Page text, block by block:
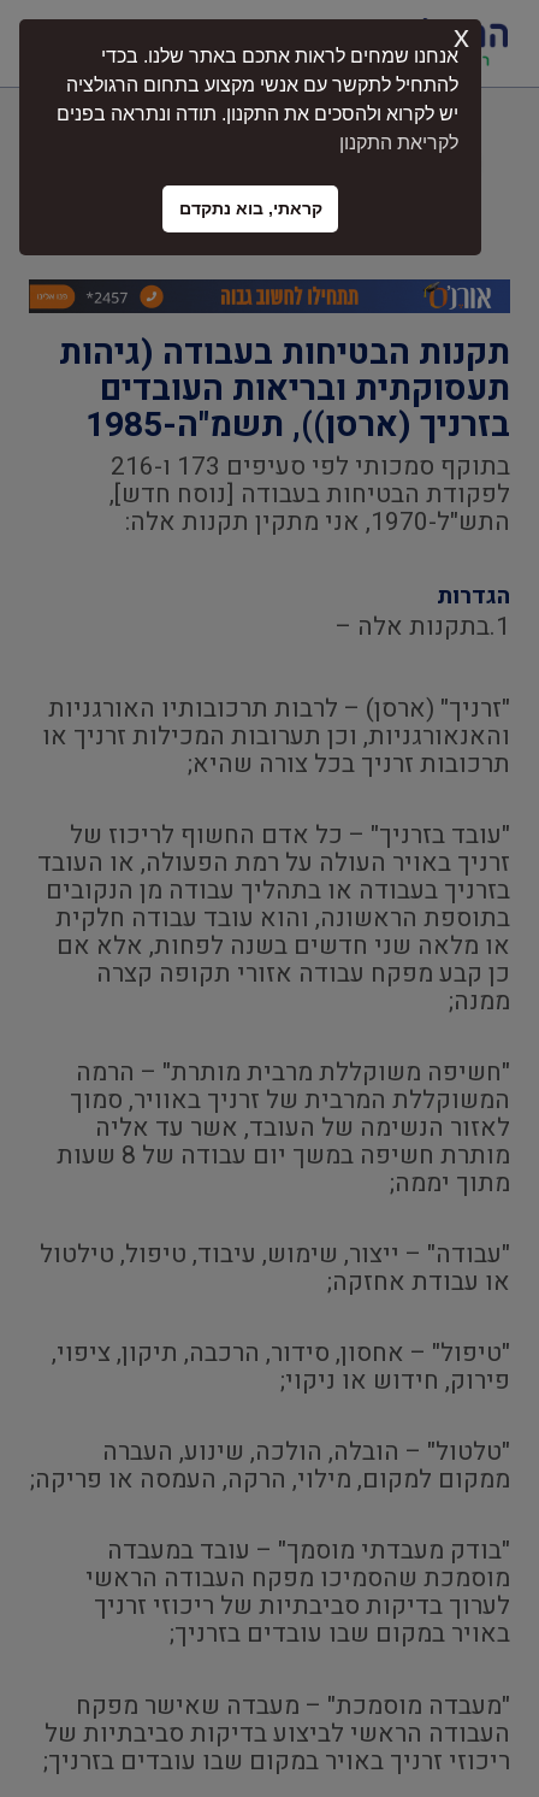
תקנות הבטיחות בעבודה (גיהות
תעסוקתית ובריאות העובדים בזרניך
(ארסן)), תשמ"ה-1985
תקנות הבטיחות בעבודה (גיהות
תעסוקתית ובריאות העובדים
בזרניך (ארסן)), תשמ"ה-1985
בתוקף סמכותי לפי סעיפים 173 ו-216
לפקודת הבטיחות בעבודה [נוסח חדש],
התש"ל-1970, אני מתקין תקנות אלה:
הגדרות
1.בתקנות אלה –
"זרניך" (ארסן) – לרבות תרכובותיו האורגניות
והאנאורגניות, וכן תערובות המכילות זרניך או
תרכובות זרניך בכל צורה שהיא;
"עובד בזרניך" – כל אדם החשוף לריכוז של
זרניך באויר העולה על רמת הפעולה, או העובד
בזרניך בעבודה או בתהליך עבודה מן הנקובים
בתוספת הראשונה, והוא עובד עבודה חלקית
או מלאה שני חדשים בשנה לפחות, אלא אם
כן קבע מפקח עבודה אזורי תקופה קצרה
ממנה;
"חשיפה משוקללת מרבית מותרת" – הרמה
המשוקללת המרבית של זרניך באוויר, סמוך
לאזור הנשימה של העובד, אשר עד אליה
מותרת חשיפה במשך יום עבודה של 8 שעות
מתוך יממה;
"עבודה" – ייצור, שימוש, עיבוד, טיפול, טילטול
או עבודת אחזקה;
"טיפול" – אחסון, סידור, הרכבה, תיקון, ציפוי,
פירוק, חידוש או ניקוי;
"טלטול" – הובלה, הולכה, שינוע, העברה
ממקום למקום, מילוי, הרקה, העמסה או פריקה;
"בודק מעבדתי מוסמך" – עובד במעבדה
מוסמכת שהסמיכו מפקח העבודה הראשי
לערוך בדיקות סביבתיות של ריכוזי זרניך
באויר במקום שבו עובדים בזרניך;
"מעבדה מוסמכת" – מעבדה שאישר מפקח
העבודה הראשי לביצוע בדיקות סביבתיות של
ריכוזי זרניך באויר במקום שבו עובדים בזרניך;
אנחנו שמחים לראות אתכם באתר שלנו. בכדי
להתחיל לתקשר עם אנשי מקצוע בתחום הרגולציה
יש לקרוא ולהסכים את התקנון. תודה ונתראה בפנים
לקריאת התקנון
קראתי, בוא נתקדם
x